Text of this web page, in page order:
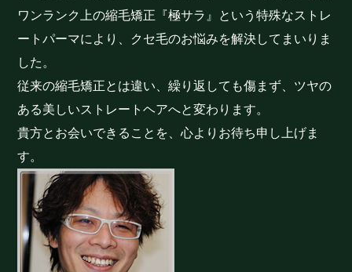
ワンランク上の縮毛矯正『極サラ』という特殊なストレ
ートパーマにより、クセ毛のお悩みを解決してまいりま
した。
従来の縮毛矯正とは違い、繰り返しても傷まず、ツヤの
ある美しいストレートヘアへと変わります。
貴方とお会いできることを、心よりお待ち申し上げま
す。